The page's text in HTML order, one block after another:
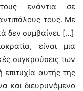
ενάντια σε
τους. Με
δεν συμβαίνει. […]
είναι μια
συγκρούσεις των
αυτής της
και διευρυνόμενο